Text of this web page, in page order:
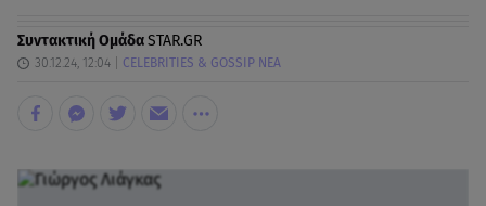
Συντακτική ΟμάδαSTAR.GR
30.12.24, 12:04 CELEBRITIES & GOSSIP ΝΕΑ